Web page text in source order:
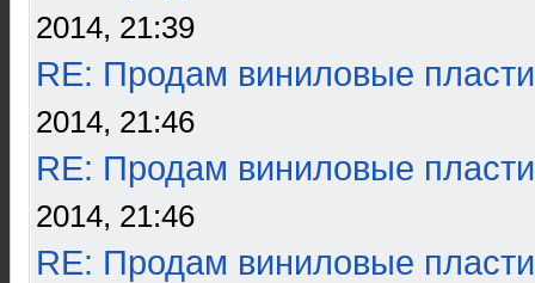
2014, 21:39
RE: Продам виниловые
2014, 21:46
RE: Продам виниловые
2014, 21:46
RE: Продам виниловые